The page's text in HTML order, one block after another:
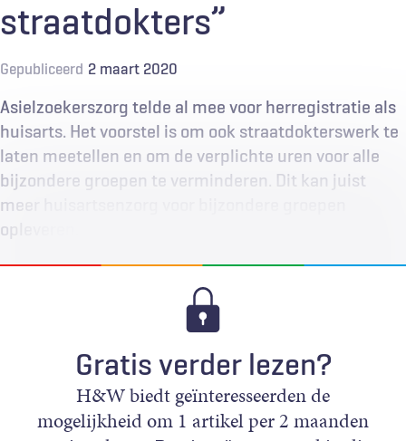
straatdokters”
Gepubliceerd 2 maart 2020
Asielzoekerszorg telde al mee voor herregistratie als
huisarts. Het voorstel is om ook straatdokterswerk te
laten meetellen en om de verplichte uren voor alle
bijzondere groepen te verminderen. Dit kan juist
meer huisartsenzorg voor bijzondere groepen
opleveren.
Gratis verder lezen?
H&W biedt geïnteresseerden de
mogelijkheid om 1 artikel per 2 maanden